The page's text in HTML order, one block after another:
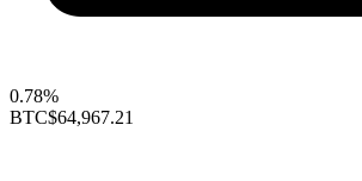
0.78%
BTC$64,967.21